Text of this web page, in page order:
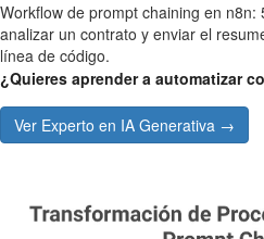
Workflow de prompt chaining en
analizar un contrato y enviar el
línea de código.
¿Quieres aprender a automatizar
Ver Experto en IA Generativa →